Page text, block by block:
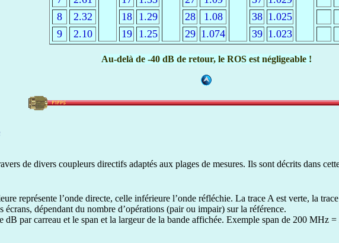
8
2.32 18 1.29 28 1.08 38 1.025
9
2.10 19 1.25 29 1.074 39 1.023
Au-delà de -40 dB de retour, le ROS est négligeable !
de divers coupleurs directifs adaptés aux plages de mesures. Ils sont décrits dans
représente l’onde directe, celle inférieure l’onde réfléchie. La trace A est verte, la
dépendant du nombre d’opérations (pair ou impair) sur la référence.
dB par carreau et le span et la largeur de la bande affichée. Exemple span de 200 MHz =